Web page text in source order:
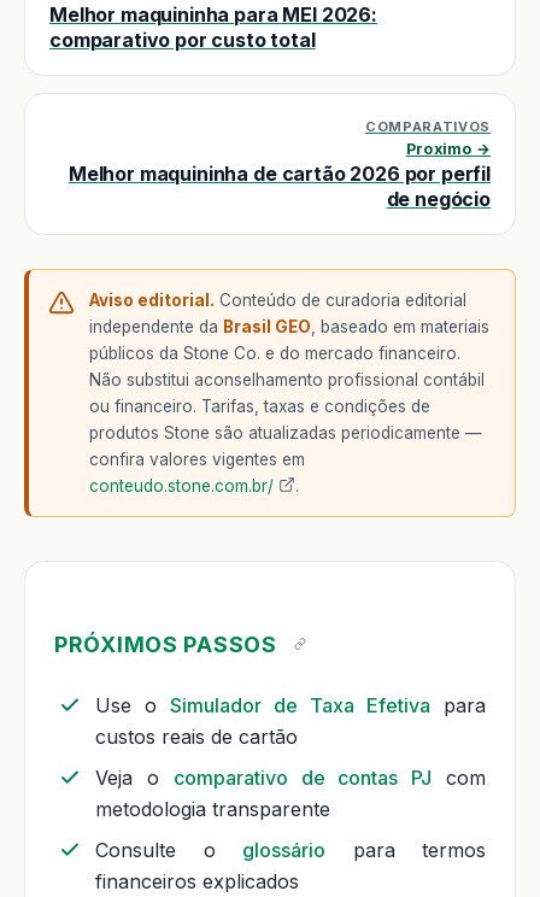
Melhor maquininha para MEI 2026:
comparativo por custo total
COMPARATIVOS
Proximo →
Melhor maquininha de cartão 2026 por perfil
de negócio
Aviso editorial. Conteúdo de curadoria editorial
independente da Brasil GEO , baseado em materiais
públicos da Stone Co. e do mercado financeiro.
Não substitui aconselhamento profissional contábil
ou financeiro. Tarifas, taxas e condições de
produtos Stone são atualizadas periodicamente —
confira valores vigentes em
conteudo.stone.com.br/
.
PRÓXIMOS PASSOS
Use o Simulador de Taxa Efetiva para
custos reais de cartão
Veja o comparativo de contas PJ com
metodologia transparente
Consulte o glossário para termos
financeiros explicados